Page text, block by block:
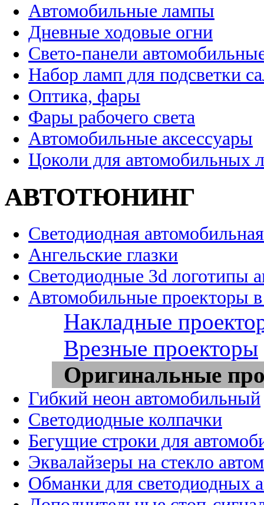
Автомобильные лампы
Дневные ходовые огни
Свето-панели
Набор ламп для подсветки
Оптика, фары
Фары рабочего света
Автомобильные аксессуары
Цоколи для автомобильных
АВТОТЮНИНГ
Светодиодная
Ангельские глазки
Светодиодные 3d логотипы
Автомобильные проекторы
Накладные
Врезные проекторы
Оригинальные
Гибкий неон автомобильный
Светодиодные колпачки
Бегущие строки для
Эквалайзеры на стекло
Обманки для светодиодных